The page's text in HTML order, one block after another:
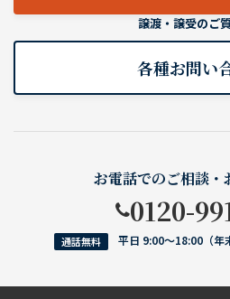
譲渡・譲受のご
各種お問い
お電話でのご相談・
0120-
通話無料 平日 9:00〜18:00（年